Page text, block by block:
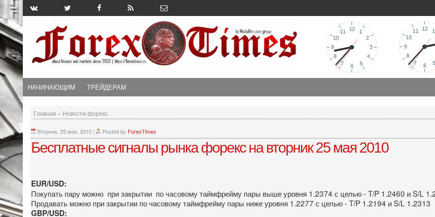
НАЧИНАЮЩИМ ТРЕЙДЕРАМ
Главная » Новости форекс
Вторник, 25 мая, 2010 | Posted by ForexTimes
Бесплатные сигналы рынка форекс на вторник 25 мая 2010
EUR/USD:
Покупать пару можно при закрытии по часовому таймфрейму пары выше уровня 1.2374 с целью - T/P 1.2460 и S/L
Продавать можно при закрытии по часовому таймфрейму пары ниже уровня 1.2277 с целью - T/P 1.2194 и S/L 1.2313
GBP/USD: